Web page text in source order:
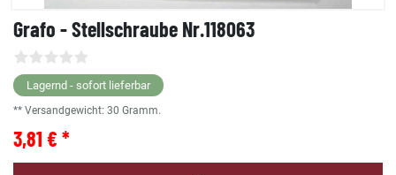
Grafo - Stellschraube Nr.118063
Lagernd - sofort lieferbar
** Versandgewicht: 30 Gramm.
3,81 € *